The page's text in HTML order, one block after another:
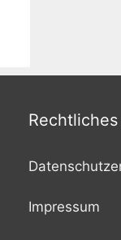
Rechtliches
Impressum